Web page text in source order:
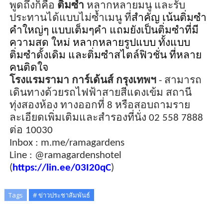
พูดถึงก็คือ ติ่มซำ หลากหลายมนู และรับ
ประทานได้แบบไม่ซ้ำเมนูที่สำคัญ เน้นติ่มซำ
คำใหญ่ๆ แบบเต็มๆคำ แถมยังเป็นติ่มซำที่มี
ความสด ใหม่ หลากหลายรูปแบบ ทั้งแบบ
ติ่มซำดั้งเดิม และติ่มซำสไตล์ฟิวชั่น ที่หลาย
คนติดใจ
โรงแรมรามา การ์เด้นส์ กรุงเทพฯ - สามารถ
เดินทางด้วยรถไฟฟ้าสายสีแดงเข้ม สถานี
ทุ่งสองห้อง ทางออกที่ 8 หรือสอบถามราย
ละเอียดเพิ่มเติมและสำรองที่นั่ง 02 558 7888
ต่อ 10030
Inbox : m.me/ramagardens
Line : @ramagardenshotel
(https://lin.ee/03 20qC)
Tags # ข่าวประชาสัมพันธ์